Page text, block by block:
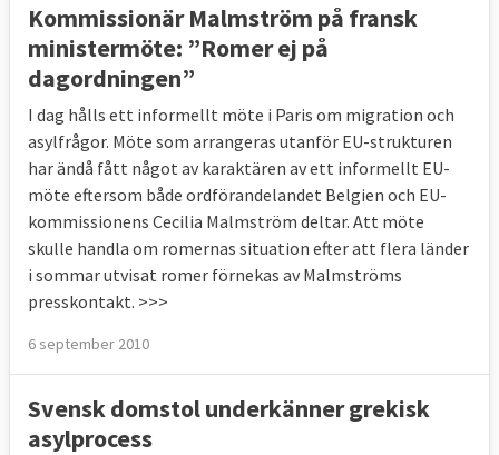
Kommissionär Malmström på fransk
ministermöte: ”Romer ej på
dagordningen”
I dag hålls ett informellt möte i Paris om migration och
asylfrågor. Möte som arrangeras utanför EU-strukturen
har ändå fått något av karaktären av ett informellt EU-
möte eftersom både ordförandelandet Belgien och EU-
kommissionens Cecilia Malmström deltar. Att möte
skulle handla om romernas situation efter att flera länder
i sommar utvisat romer förnekas av Malmströms
presskontakt. >>>
6 september 2010
Svensk domstol underkänner grekisk
asylprocess